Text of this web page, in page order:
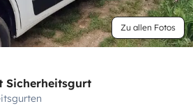
Zu allen Fotos
Sicherheitsgurt